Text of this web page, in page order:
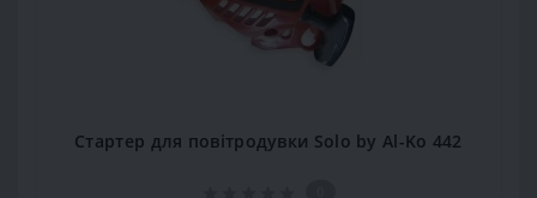
Стартер для повітродувки Solo by Al-Ko 442